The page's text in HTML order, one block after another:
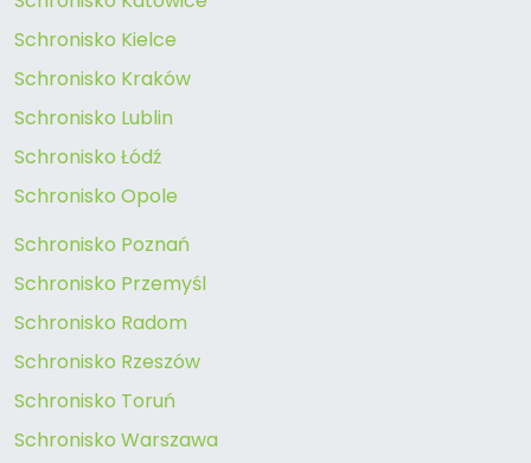
Schronisko Kielce
Schronisko Kraków
Schronisko Lublin
Schronisko Łódź
Schronisko Opole
Schronisko Poznań
Schronisko Przemyśl
Schronisko Radom
Schronisko Rzeszów
Schronisko Toruń
Schronisko Warszawa